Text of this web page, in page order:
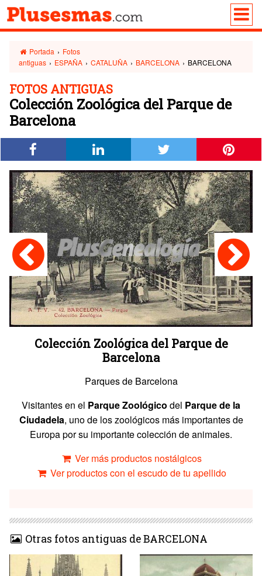
Portada › Fotos
antiguas › ESPAÑA › CATALUÑA › BARCELONA › BARCELONA
FOTOS ANTIGUAS
Colección Zoológica del Parque de
Barcelona
Colección Zoológica del Parque de
Barcelona
Parques de Barcelona
Visitantes en el Parque Zoológico del Parque de la
Ciudadela, uno de los zoológicos más importantes de
Europa por su importante colección de animales.
Ver más productos nostálgicos
Ver productos con el escudo de tu apellido
Otras fotos antiguas de BARCELONA